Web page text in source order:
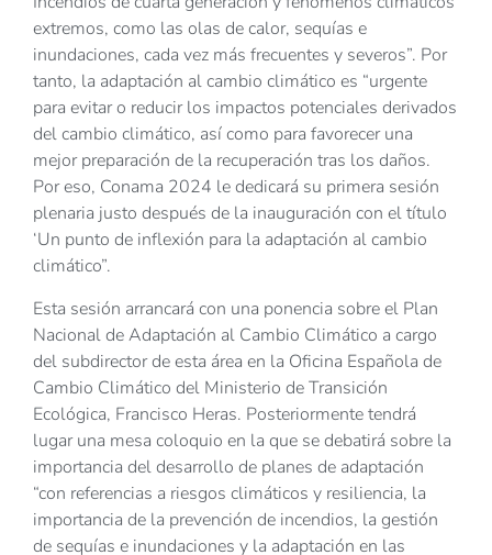
extremos, como las olas de calor, sequías e
inundaciones, cada vez más frecuentes y severos”. Por
tanto, la adaptación al cambio climático es “urgente
para evitar o reducir los impactos potenciales derivados
del cambio climático, así como para favorecer una
mejor preparación de la recuperación tras los daños.
Por eso, Conama 2024 le dedicará su primera sesión
plenaria justo después de la inauguración con el título
‘Un punto de inflexión para la adaptación al cambio
climático”.
Esta sesión arrancará con una ponencia sobre el Plan
Nacional de Adaptación al Cambio Climático a cargo
del subdirector de esta área en la Oficina Española de
Cambio Climático del Ministerio de Transición
Ecológica, Francisco Heras. Posteriormente tendrá
lugar una mesa coloquio en la que se debatirá sobre la
importancia del desarrollo de planes de adaptación
“con referencias a riesgos climáticos y resiliencia, la
importancia de la prevención de incendios, la gestión
de sequías e inundaciones y la adaptación en las